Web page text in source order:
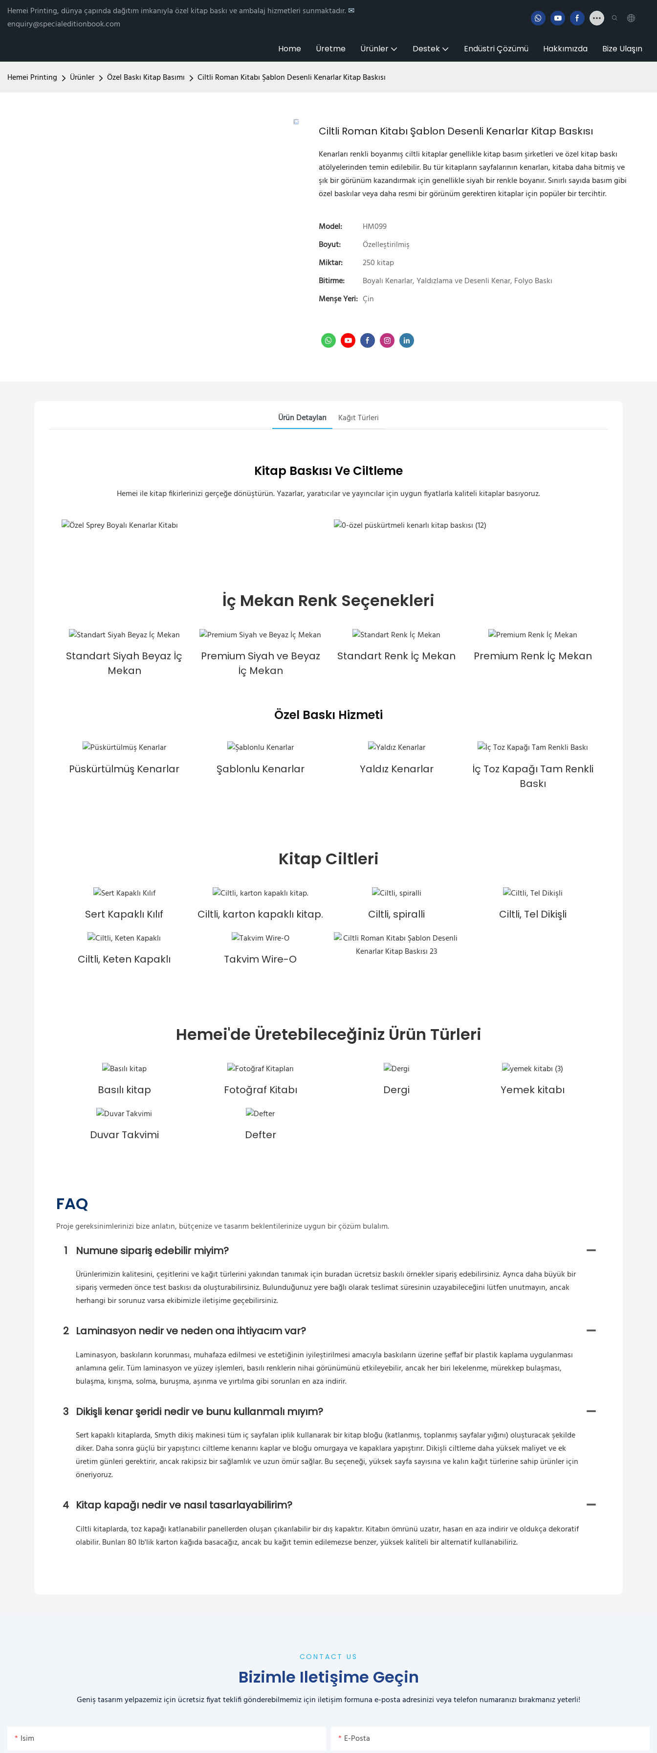
Hemei Printing, dünya çapında dağıtım imkanıyla özel kitap baskı ve ambalaj hizmetleri sunmaktadır. ✉
enquiry@specialeditionbook.com
Home Üretme Ürünler Destek Endüstri Çözümü Hakkımızda Bize Ulaşın
Hemei Printing Ürünler Özel Baskı Kitap Basımı Ciltli Roman Kitabı Şablon Desenli Kenarlar Kitap Baskısı
Ciltli Roman Kitabı Şablon Desenli Kenarlar Kitap Baskısı
Kenarları renkli boyanmış ciltli kitaplar genellikle kitap basım şirketleri ve özel kitap baskı
atölyelerinden temin edilebilir. Bu tür kitapların sayfalarının kenarları, kitaba daha bitmiş ve
şık bir görünüm kazandırmak için genellikle siyah bir renkle boyanır. Sınırlı sayıda basım gibi
özel baskılar veya daha resmi bir görünüm gerektiren kitaplar için popüler bir tercihtir.
Model:
HM099
Boyut:
Özelleştirilmiş
Miktar:
250 kitap
Bitirme:
Boyalı Kenarlar, Yaldızlama ve Desenli Kenar, Folyo Baskı
Menşe Yeri: Çin
Ürün Detayları Kağıt Türleri
Kitap Baskısı Ve Ciltleme
Hemei ile kitap fikirlerinizi gerçeğe dönüştürün. Yazarlar, yaratıcılar ve yayıncılar için uygun fiyatlarla kaliteli kitaplar basıyoruz.
İç Mekan Renk Seçenekleri
Standart Siyah Beyaz İç
Mekan
Premium Siyah ve Beyaz
İç Mekan
Standart Renk İç Mekan Premium Renk İç Mekan
Özel Baskı Hizmeti
Püskürtülmüş Kenarlar Şablonlu Kenarlar Yaldız Kenarlar
İç Toz Kapağı Tam Renkli
Baskı
Kitap Ciltleri
Sert Kapaklı Kılıf Ciltli, karton kapaklı kitap. Ciltli, spiralli Ciltli, Tel Dikişli
Ciltli, Keten Kapaklı Takvim Wire-O
Hemei'de Üretebileceğiniz Ürün Türleri
Basılı kitap Fotoğraf Kitabı Dergi Yemek kitabı
Duvar Takvimi Defter
FAQ
Proje gereksinimlerinizi bize anlatın, bütçenize ve tasarım beklentilerinize uygun bir çözüm bulalım.
1 Numune sipariş edebilir miyim?
Ürünlerimizin kalitesini, çeşitlerini ve kağıt türlerini yakından tanımak için buradan ücretsiz baskılı örnekler sipariş edebilirsiniz. Ayrıca daha büyük bir
sipariş vermeden önce test baskısı da oluşturabilirsiniz. Bulunduğunuz yere bağlı olarak teslimat süresinin uzayabileceğini lütfen unutmayın, ancak
herhangi bir sorunuz varsa ekibimizle iletişime geçebilirsiniz.
2 Laminasyon nedir ve neden ona ihtiyacım var?
Laminasyon, baskıların korunması, muhafaza edilmesi ve estetiğinin iyileştirilmesi amacıyla baskıların üzerine şeffaf bir plastik kaplama uygulanması
anlamına gelir. Tüm laminasyon ve yüzey işlemleri, basılı renklerin nihai görünümünü etkileyebilir, ancak her biri lekelenme, mürekkep bulaşması,
bulaşma, kırışma, solma, buruşma, aşınma ve yırtılma gibi sorunları en aza indirir.
3 Dikişli kenar şeridi nedir ve bunu kullanmalı mıyım?
Sert kapaklı kitaplarda, Smyth dikiş makinesi tüm iç sayfaları iplik kullanarak bir kitap bloğu (katlanmış, toplanmış sayfalar yığını) oluşturacak şekilde
diker. Daha sonra güçlü bir yapıştırıcı ciltleme kenarını kaplar ve bloğu omurgaya ve kapaklara yapıştırır. Dikişli ciltleme daha yüksek maliyet ve ek
üretim günleri gerektirir, ancak rakipsiz bir sağlamlık ve uzun ömür sağlar. Bu seçeneği, yüksek sayfa sayısına ve kalın kağıt türlerine sahip ürünler için
öneriyoruz.
4 Kitap kapağı nedir ve nasıl tasarlayabilirim?
Ciltli kitaplarda, toz kapağı katlanabilir panellerden oluşan çıkarılabilir bir dış kapaktır. Kitabın ömrünü uzatır, hasarı en aza indirir ve oldukça dekoratif
olabilir. Bunları 80 lb'lik karton kağıda basacağız, ancak bu kağıt temin edilemezse benzer, yüksek kaliteli bir alternatif kullanabiliriz.
CONTACT US
Bizimle Iletişime Geçin
Geniş tasarım yelpazemiz için ücretsiz fiyat teklifi gönderebilmemiz için iletişim formuna e-posta adresinizi veya telefon numaranızı bırakmanız yeterli!
Isim E-Posta